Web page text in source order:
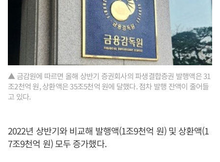
▲ 금감원에 따르면 올해 상반기 증권회사의 파생결합증권 발행액은 31
조2천억 원, 상환액은 35조5천억 원에 달했다. 점차 발행 잔액이 줄어들
고 있다.
2022년 상반기와 비교해 발행액(1조9천억 원) 및 상환액(1
7조9천억 원) 모두 증가했다.